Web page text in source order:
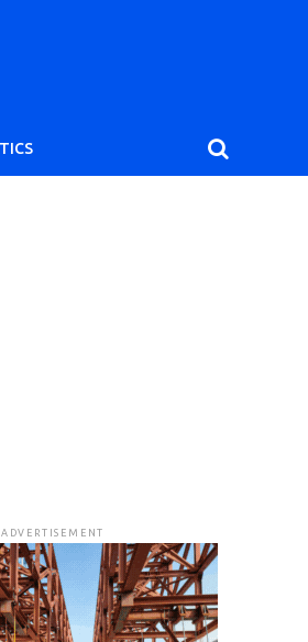
ADVERTISEMENT